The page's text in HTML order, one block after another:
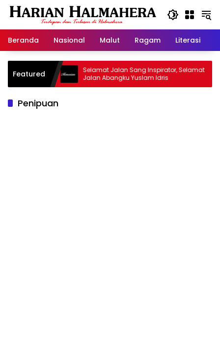
Langsung
Beranda
Nasional Malut Ragam Literasi
Featured
Selamat Jalan Sang Inspirator, Selamat
Jalan Abangku Yuslam Idris
Penipuan